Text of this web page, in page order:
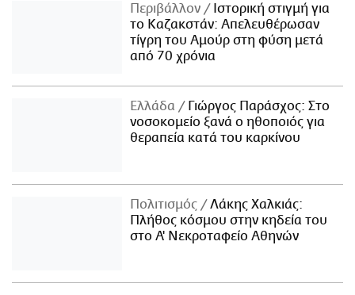
Περιβάλλον
Ιστορική στιγμή για
το Καζακστάν: Απελευθέρωσαν
τίγρη του Αμούρ στη φύση μετά
από 70 χρόνια
Ελλάδα
Γιώργος Παράσχος: Στο
νοσοκομείο ξανά ο ηθοποιός για
θεραπεία κατά του καρκίνου
Πολιτισμός
Λάκης Χαλκιάς:
Πλήθος κόσμου στην κηδεία του
στο Α' Νεκροταφείο Αθηνών